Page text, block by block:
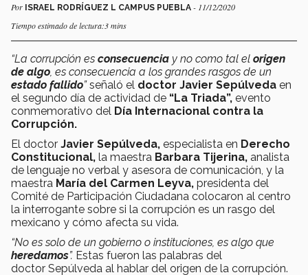
Por ISRAEL RODRÍGUEZ L CAMPUS PUEBLA - 11/12/2020
Tiempo estimado de lectura:3 mins
“La corrupción es consecuencia y no como tal el origen
de algo , es consecuencia a los grandes rasgos de un
estado fallido”señaló el doctor Javier Sepúlveda en
el segundo día de actividad de “La Triada”, evento
conmemorativo del Día Internacional contra la
Corrupción.
El doctor Javier Sepúlveda, especialista en Derecho
Constitucional, la maestra Barbara Tijerina, analista
de lenguaje no verbal y asesora de comunicación, y la
maestra María del Carmen Leyva, presidenta del
Comité de Participación Ciudadana colocaron al centro
la interrogante sobre si la corrupción es un rasgo del
mexicano y cómo afecta su vida.
“No es solo de un gobierno o instituciones, es algo que
heredamos”. Estas fueron las palabras del
doctor Sepúlveda al hablar del origen de la corrupción.